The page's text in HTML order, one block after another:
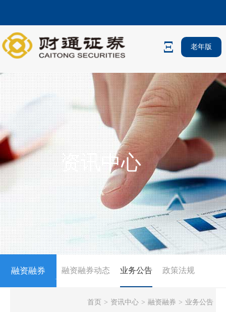
老年版
资讯中心
融资融券
NEWS
融资融券动态 业务公告 政策法规
首页 > 资讯中心 > 融资融券 > 业务公告